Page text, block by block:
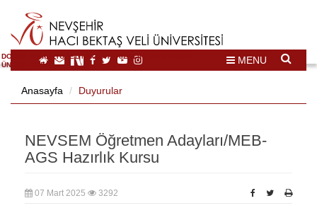
DOĞAL VE KÜLTÜREL MİRAS TURİZMİ İHTİSASLAŞMA
ÜNİVERSİTESİ
MENU
Anasayfa Duyurular
NEVSEM Öğretmen Adayları/MEB-
AGS Hazırlık Kursu
07 Mart 2025 3292